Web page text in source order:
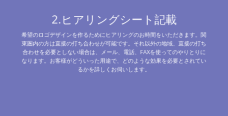
2.ヒアリングシート記載
希望のロゴデザインを作るためにヒアリングのお時間をいただきます。関
東圏内の方は直接の打ち合わせが可能です。それ以外の地域、直接の打ち
合わせを必要としない場合は、メール、電話、FAXを使ってのやりとりに
なります。お客様がどういった用途で、どのような効果を必要とされてい
るかを詳しくお伺いします。